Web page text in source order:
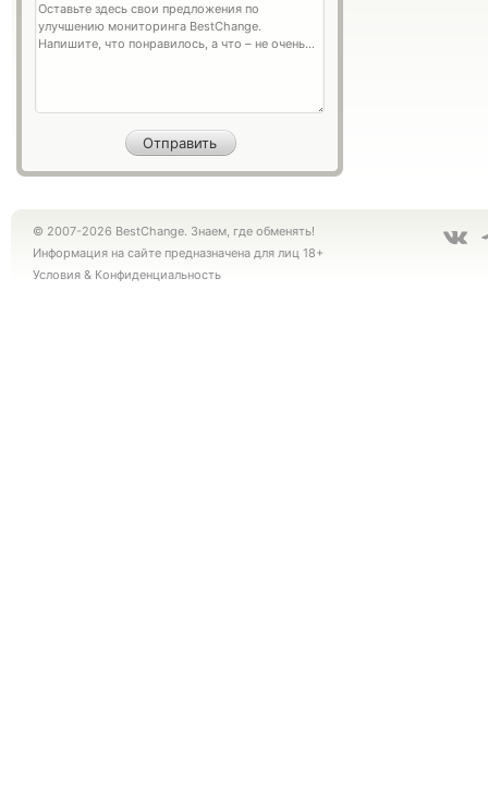
© 2007-2026 BestChange. Знаем, где обменять!
Информация на сайте предназначена для лиц 18+
Условия & Конфиденциальность